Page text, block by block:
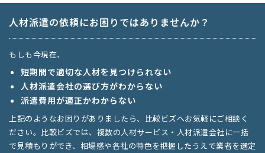
人材派遣の依頼にお困りではありませんか？
もしも今現在、
短期間で適切な人材を見つけられない
人材派遣会社の選び方がわからない
派遣費用が適正かわからない
上記のようなお困りがありましたら、比較ビズへお気軽にご相談く
ださい。比較ビズでは、複数の人材サービス・人材派遣会社に一括
で見積もりができ、相場感や各社の特色を把握したうえで業者を選定